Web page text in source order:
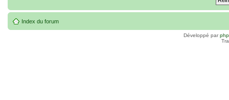
Index du forum
Développé par